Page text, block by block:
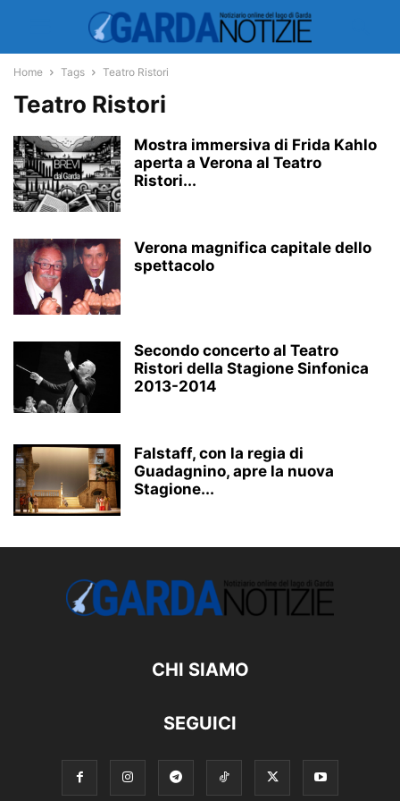
Home Tags Teatro Ristori
Teatro Ristori
Mostra immersiva di Frida Kahlo
aperta a Verona al Teatro
Ristori...
Verona magnifica capitale dello
spettacolo
Secondo concerto al Teatro
Ristori della Stagione Sinfonica
2013-2014
Falstaff, con la regia di
Guadagnino, apre la nuova
Stagione...
CHI SIAMO
SEGUICI